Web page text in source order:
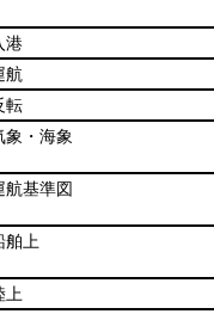
港
航
転
象・海象
航基準図
舶上
上